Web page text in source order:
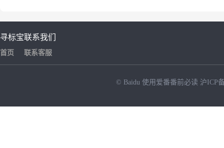
寻标宝
首页
联系我们
联系客服
© Baidu 使用爱番番前必读 沪ICP